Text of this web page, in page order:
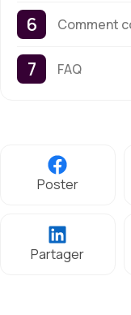
Comment
FAQ
Poster
Partager